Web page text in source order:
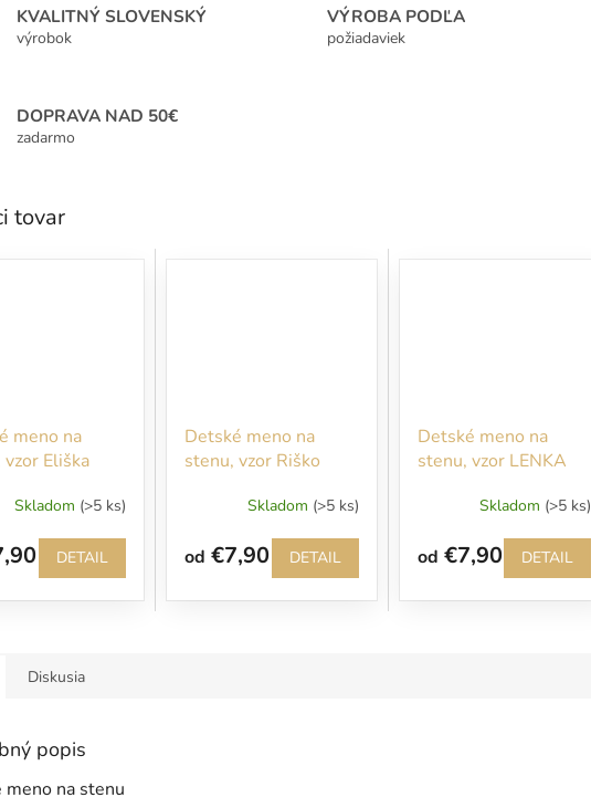
KVALITNÝ SLOVENSKÝ
výrobok
VÝROBA PODĽA
požiadaviek
DOPRAVA NAD 50€
zadarmo
tovar
meno na
Eliška
Skladom (>5 ks)
DETAIL
Detské meno na
stenu, vzor Riško
Skladom (>5 ks)
od €7,90 DETAIL
Detské meno na
stenu, vzor LENKA
Skladom (>5 ks)
od €7,90 DETAIL
Diskusia
popis
meno na stenu